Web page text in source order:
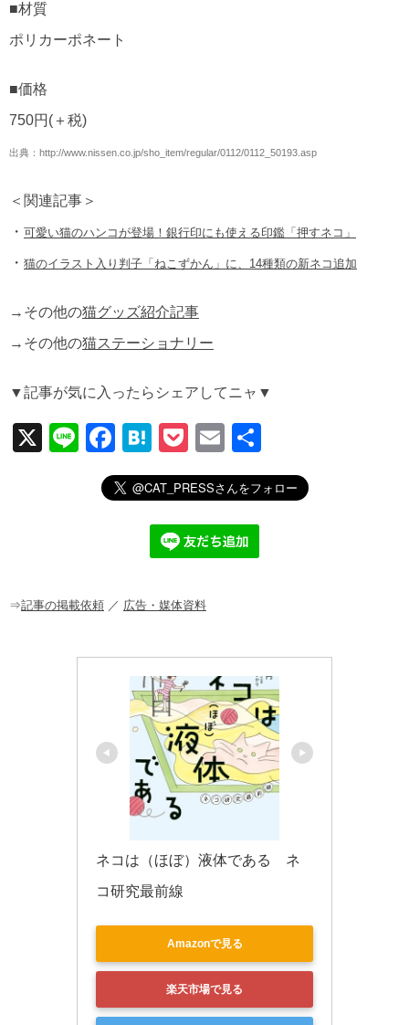
■材質
ポリカーポネート
■価格
750円(＋税)
出典： http://www.nissen.co.jp/sho_item/regular/0112/0112_50193.asp
＜関連記事＞
・ 可愛い猫のハンコが登場！銀行印にも使える印鑑「押すネコ」
・ 猫のイラスト入り判子「ねこずかん」に、14種類の新ネコ追加
→その他の猫グッズ紹介記事
→その他の猫ステーショナリー
▼記事が気に入ったらシェアしてニャ▼
X
Li
F
a
c
o
H
at
e
n
a
P
o
ck
et
E
m
ail
有
⇒記事の掲載依頼 ／ 広告・媒体資料
ネコは（ほぼ）液体である　ネ
コ研究最前線
Amazonで見る
楽天市場で見る